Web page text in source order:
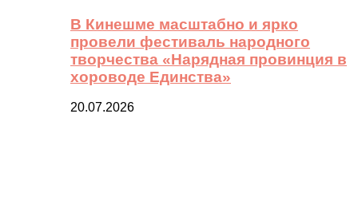
В Кинешме масштабно и ярко
провели фестиваль народного
творчества «Нарядная провинция в
хороводе Единства»
20.07.2026